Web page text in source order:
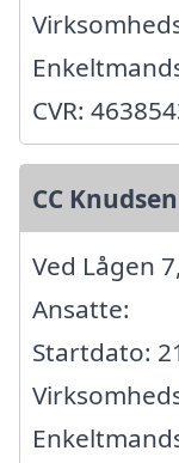
CVR:
CC Knudsen
Ved Lågen
Ansatte:
Startdato: